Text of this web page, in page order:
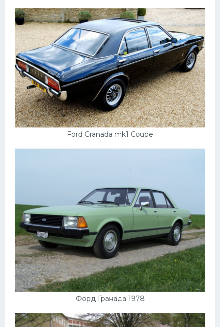
Ford Granada mk1 Coupe
Форд Гранада 1978